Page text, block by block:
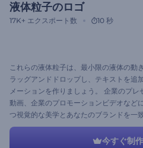
液体粒子のロゴ
17K+ エクスポート数 10 秒
これらの液体粒子は、最小限の液体の動
ラッグアンドドロップし、テキストを追
メーションを作りましょう。 企業のプ
動画、企業のプロモーションビデオなど
つ視覚的な美学とあなたのブランドを一
ませんか。
今すぐ制作